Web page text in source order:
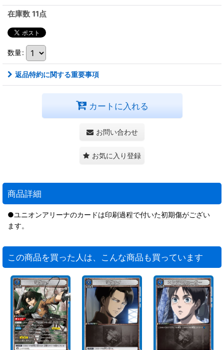
在庫数 11点
数量:
返品特約に関する重要事項
カートに入れる
お問い合わせ
お気に入り登録
商品詳細
●ユニオンアリーナのカードは印刷過程で付いた初期傷がござい
ます。
この商品を買った人は、こんな商品も買っています